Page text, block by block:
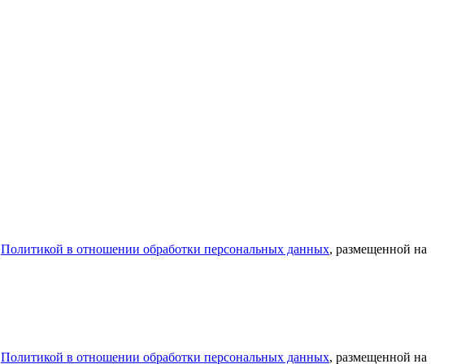
Политикой в отношении обработки персональных данных, размещенной на
Политикой в отношении обработки персональных данных, размещенной на